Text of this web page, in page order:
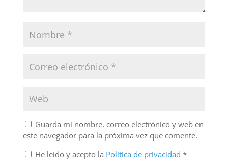
Guarda mi nombre, correo electrónico y web en
este navegador para la próxima vez que comente.
He leído y acepto la Política de privacidad *